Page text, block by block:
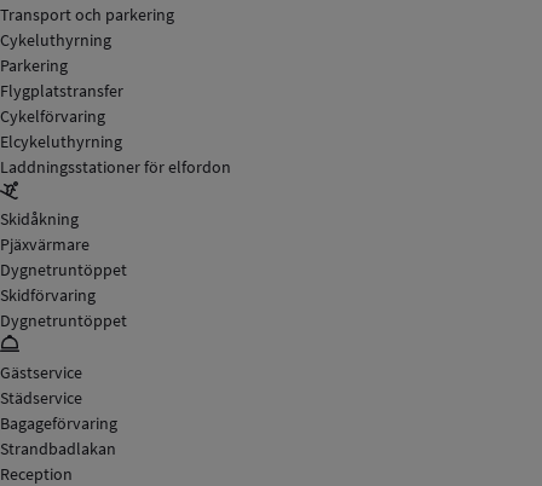
Transport och parkering
Cykeluthyrning
Parkering
Flygplatstransfer
Cykelförvaring
Elcykeluthyrning
Laddningsstationer för elfordon
Skidåkning
Pjäxvärmare
Dygnetruntöppet
Skidförvaring
Dygnetruntöppet
Gästservice
Städservice
Bagageförvaring
Strandbadlakan
Reception